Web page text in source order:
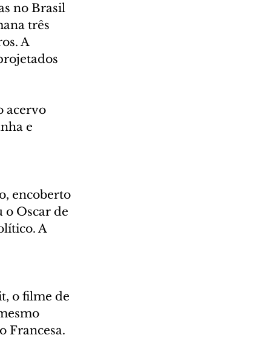
no Brasil
três
A
acervo
e
encoberto
Oscar de
A
o filme de
Francesa.